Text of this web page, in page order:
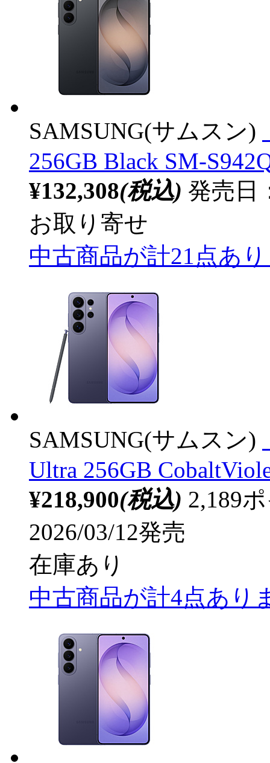
SAMSUNG(サムスン)
256GB Black SM-
¥132,308(税込) 発売日
お取り寄せ
中古商品が計21点あ
SAMSUNG(サムスン)
Ultra 256GB
¥218,900(税込) 2,189
2026/03/12発売
在庫あり
中古商品が計4点あり